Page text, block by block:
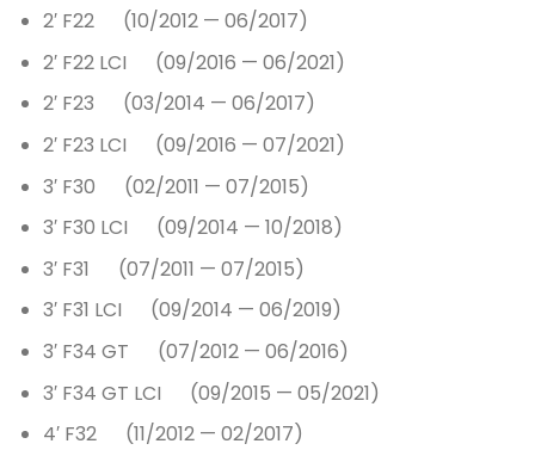
2′ F22 (10/2012 — 06/2017)
2′ F22 LCI (09/2016 — 06/2021)
2′ F23 (03/2014 — 06/2017)
2′ F23 LCI (09/2016 — 07/2021)
3′ F30 (02/2011 — 07/2015)
3′ F30 LCI (09/2014 — 10/2018)
3′ F31 (07/2011 — 07/2015)
3′ F31 LCI (09/2014 — 06/2019)
3′ F34 GT (07/2012 — 06/2016)
3′ F34 GT LCI (09/2015 — 05/2021)
4′ F32 (11/2012 — 02/2017)